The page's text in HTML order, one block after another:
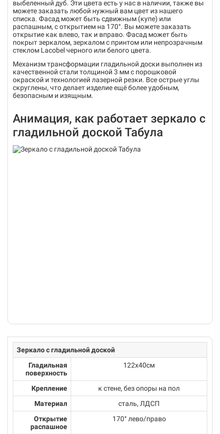
выбеленный дуб. Эти цвета есть у нас в наличии, также вы
можете заказать любой нужный вам цвет из нашего
списка. Фасад может быть сдвижным (купе) или
распашным, с открытием на 170°. Вы можете заказать
открытие как влево, так и вправо. Фасад может быть
покрыт зеркалом, зеркалом с принтом или непрозрачным
стеклом Lacobel черного или белого цвета.
Механизм трансформации гладильной доски выполнен из
качественной стали толщиной 3 мм с порошковой
окраской и технологией лазерной резки. Все острые углы
скруглены, что делает изделие ещё более удобным,
безопасным и изящным.
Анимация, как работает зеркало с
гладильной доской Табула
Зеркало с гладильной доской
Гладильная
поверхность
122x40см
Крепление
к стене, без опоры на пол
Материал
сталь, ЛДСП
Открытие
распашное
170° лево/право